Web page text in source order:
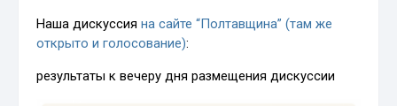
Наша дискуссияна сайте “Полтавщина” (там же
открыто и голосование):
результаты к вечеру дня размещения дискуссии